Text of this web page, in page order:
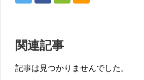
関連記事
記事は見つかりませんでした。